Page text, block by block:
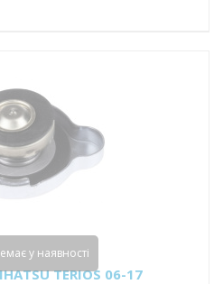
TERIOS 06-17
у наявності